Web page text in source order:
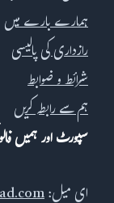
ہمارے بارے میں
رازداری کی پالیسی
شرائط و ضوابط
ہم سے رابطہ کریں
سپورٹ اور ہمیں